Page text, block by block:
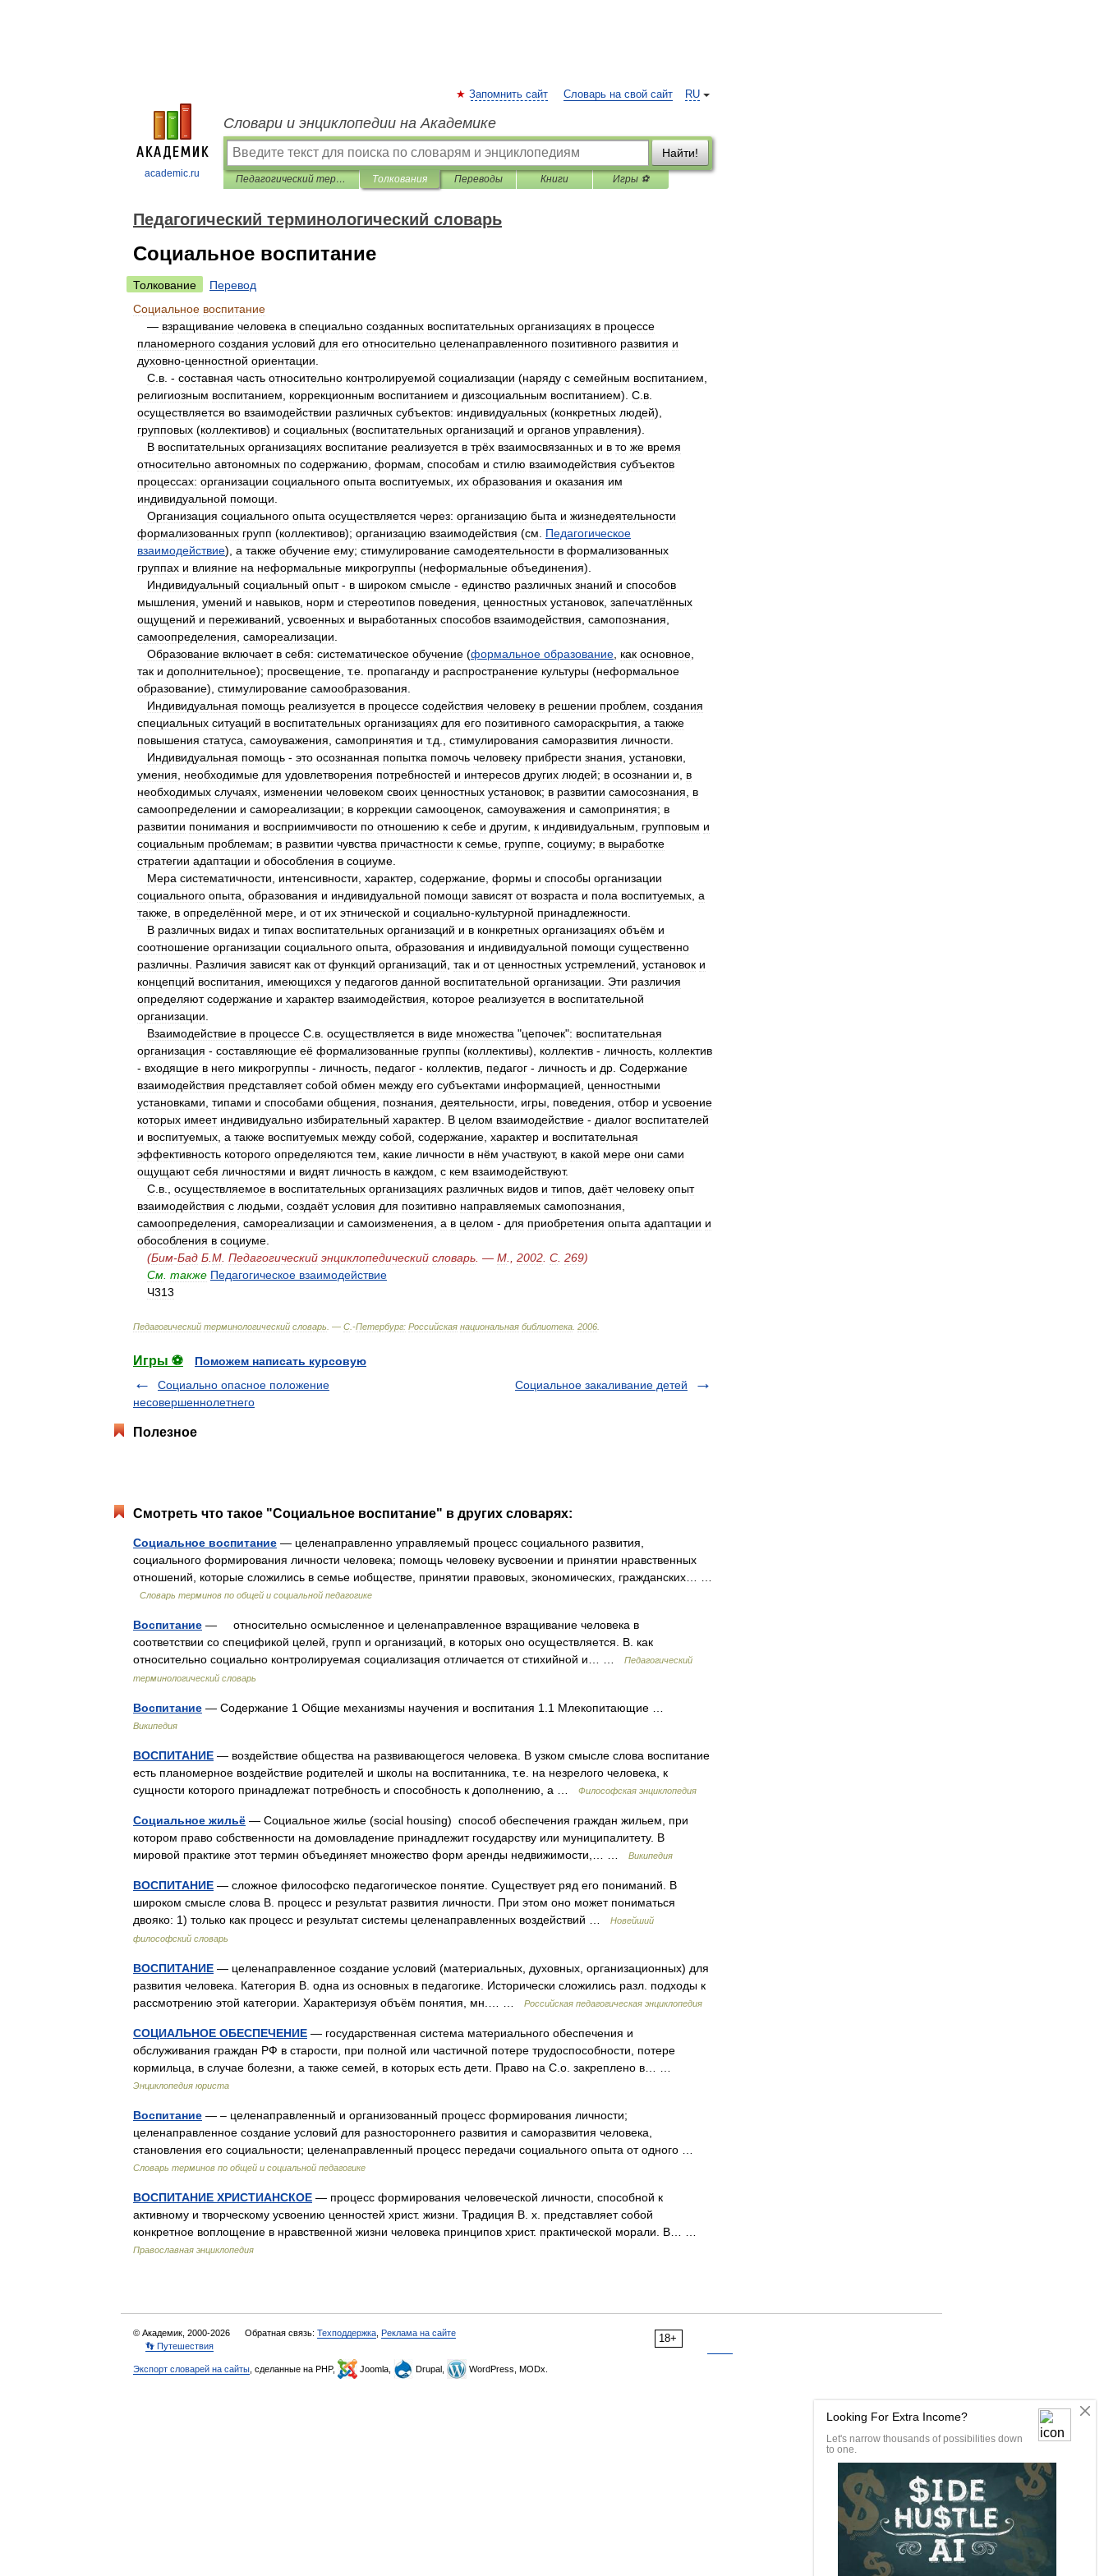
academic.ru
RU
Запомнить сайт Словарь на свой сайт
Словари и энциклопедии на Академике
Найти!
Педагогический терминологический словарь Толкования Переводы Книги Игры ⚽
Педагогический терминологический словарь
Социальное воспитание
Толкование
Перевод
Социальное воспитание
— взращивание человека в специально созданных воспитательных организациях в процессе
планомерного создания условий для его относительно целенаправленного позитивного развития и
духовно-ценностной ориентации
С в . - составная часть относительно контролируемой социализации (наряду с семейным воспитанием
религиозным воспитанием коррекционным воспитанием и дизсоциальным воспитанием). С в
осуществляется во взаимодействии различных субъектов: индивидуальных (конкретных людей),
групповых (коллективов) и социальных (воспитательных организаций и органов управления).
В воспитательных организациях воспитание реализуется в трёх взаимосвязанных и в то же время
относительно автономных по содержанию формам способам и стилю взаимодействия субъектов
процессах: организации социального опыта воспитуемых их образования и оказания им
индивидуальной помощи
Организация социального опыта осуществляется через: организацию быта и жизнедеятельности
формализованных групп (коллективов); организацию взаимодействия (см
Педагогическое
взаимодействие), а также обучение ему; стимулирование самодеятельности в формализованных
группах и влияние на неформальные микрогруппы (неформальные объединения).
Индивидуальный социальный опыт- в широком смысле - единство различных знаний и способов
мышления умений и навыков норм и стереотипов поведения ценностных установок запечатлённых
ощущений и переживаний усвоенных и выработанных способов взаимодействия самопознания
самоопределения самореализации
Образование включает в себя: систематическое обучение (формальное образование как основное
так и дополнительное); просвещение т.е пропаганду и распространение культуры (неформальное
образование), стимулирование самообразования
Индивидуальная помощь реализуется в процессе содействия человеку в решении проблем создания
специальных ситуаций в воспитательных организациях для его позитивного самораскрытия а также
повышения статуса самоуважения самопринятия и т.д стимулирования саморазвития личности
Индивидуальная помощь - это осознанная попытка помочь человеку прибрести знания установки
умения
необходимые для удовлетворения потребностей и интересов других людей; в осознании и
в
необходимых случаях изменении человеком своих ценностных установок; в развитии самосознания
в
самоопределении и самореализации; в коррекции самооценок самоуважения и самопринятия; в
развитии понимания и восприимчивости по отношению к себе и другим к индивидуальным групповым и
социальным проблемам; в развитии чувства причастности к семье группе социуму; в выработке
стратегии адаптации и обособления в социуме
Мера систематичности интенсивности характер содержание формы и способы организации
социального опыта образования и индивидуальной помощи зависят от возраста и пола воспитуемых а
также в определённой мере и от их этнической и социально-культурной принадлежности
В различных видах и типах воспитательных организаций и в конкретных организациях объём и
соотношение организации социального опыта образования и индивидуальной помощи существенно
различны Различия зависят как от функций организаций так и от ценностных устремлений установок и
концепций воспитания имеющихся у педагогов данной воспитательной организации Эти различия
определяют содержание и характер взаимодействия которое реализуется в воспитательной
организации
Взаимодействие в процессе С в осуществляется в виде множества "цепочек": воспитательная
организация - составляющие её формализованные группы (коллективы), коллектив - личность коллектив
- входящие в него микрогруппы - личность педагог - коллектив педагог - личность и др Содержание
взаимодействия представляет собой обмен между его субъектами информацией
ценностными
установками типами и способами общения познания деятельности игры поведения отбор и усвоение
которых имеет индивидуально избирательный характер В целом взаимодействие - диалог воспитателей
и воспитуемых а также воспитуемых между собой содержание характер и воспитательная
эффективность которого определяются тем какие личности в нём участвуют, в какой мере они сами
ощущают себя личностями и видят личность в каждом с кем взаимодействуют.
С в осуществляемое в воспитательных организациях различных видов и типов даёт человеку опыт
взаимодействия с людьми создаёт условия для позитивно направляемых самопознания
самоопределения самореализации и самоизменения а в целом - для приобретения опыта адаптации и
обособления в социуме
(Бим-Бад Б М Педагогический энциклопедический словарь . — М 2002 С 269)
См также Педагогическое взаимодействие
Ч313
Педагогический терминологический словарь . — С .-Петербург: Российская национальная библиотека 2006
Игры ⚽
Поможем написать курсовую
Социально опасное положение
несовершеннолетнего
Социальное закаливание детей
Полезное
Смотреть что такое "Социальное воспитание" в других словарях:
Социальное воспитание — целенаправленно управляемый процесс социального развития,
социального формирования личности человека; помощь человеку вусвоении и принятии нравственных
отношений, которые сложились в семье иобществе, принятии правовых, экономических, гражданских… …
Словарь терминов по общей и социальной педагогике
Воспитание — относительно осмысленное и целенаправленное взращивание человека в
соответствии со спецификой целей, групп и организаций, в которых оно осуществляется. В. как
относительно социально контролируемая социализация отличается от стихийной и… …
Педагогический
терминологический словарь
Воспитание — Содержание 1 Общие механизмы научения и воспитания 1.1 Млекопитающие …
Википедия
ВОСПИТАНИЕ — воздействие общества на развивающегося человека. В узком смысле слова воспитание
есть планомерное воздействие родителей и школы на воспитанника, т.е. на незрелого человека, к
сущности которого принадлежат потребность и способность к дополнению, а …
Философская энциклопедия
Социальное жильё — Социальное жилье (social housing) способ обеспечения граждан жильем, при
котором право собственности на домовладение принадлежит государству или муниципалитету. В
мировой практике этот термин объединяет множество форм аренды недвижимости,… …
Википедия
ВОСПИТАНИЕ — сложное философско педагогическое понятие. Существует ряд его пониманий. В
широком смысле слова В. процесс и результат развития личности. При этом оно может пониматься
двояко: 1) только как процесс и результат системы целенаправленных воздействий …
Новейший
философский словарь
ВОСПИТАНИЕ — целенаправленное создание условий (материальных, духовных, организационных) для
развития человека. Категория В. одна из основных в педагогике. Исторически сложились разл. подходы к
рассмотрению этой категории. Характеризуя объём понятия, мн.… …
Российская педагогическая энциклопедия
СОЦИАЛЬНОЕ ОБЕСПЕЧЕНИЕ — государственная система материального обеспечения и
обслуживания граждан РФ в старости, при полной или частичной потере трудоспособности, потере
кормильца, в случае болезни, а также семей, в которых есть дети. Право на С.о. закреплено в… …
Энциклопедия юриста
Воспитание — – целенаправленный и организованный процесс формирования личности;
целенаправленное создание условий для разностороннего развития и саморазвития человека,
становления его социальности; целенаправленный процесс передачи социального опыта от одного …
Словарь терминов по общей и социальной педагогике
ВОСПИТАНИЕ ХРИСТИАНСКОЕ — процесс формирования человеческой личности, способной к
активному и творческому усвоению ценностей христ. жизни. Традиция В. х. представляет собой
конкретное воплощение в нравственной жизни человека принципов христ. практической морали. В… …
Православная энциклопедия
18+
© Академик, 2000-2026 Обратная связь: Техподдержка Реклама на сайте
👣 Путешествия
Экспорт словарей на сайты , сделанные на PHP, Joomla, Drupal, WordPress, MODx.